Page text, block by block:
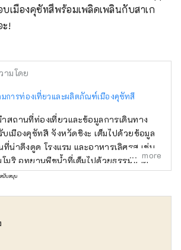
บเมืองคุซัทสึพร้อมเพลิดเพลินกับสาเก
!
ามโดย
การท่องเที่ยวและผลิตภัณฑ์เมืองคุซัทสึ
ำสถานที่ท่องเที่ยวและข้อมูลการเดินทาง
บเมืองคุซัทสึ จังหวัดชิงะ เต็มไปด้วยข้อมูล
น่าดึงดูด โรงแรม และอาหารเลิศรส เช่น
โมริ อุทยานพืชน้ำที่เต็มไปด้วยธรรมชาติ
ณฑ์ทะเลสาบบิวะ ศาลเจ้าทาจิกิและศาล
more
นับสนุน